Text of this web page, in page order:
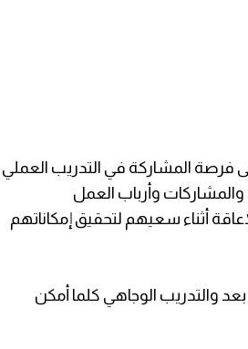
فرصة المشاركة في التدريب العملي
وأرباب العمل
أثناء سعيهم لتحقيق إمكاناتهم
والتدريب الوجاهي كلما أمكن